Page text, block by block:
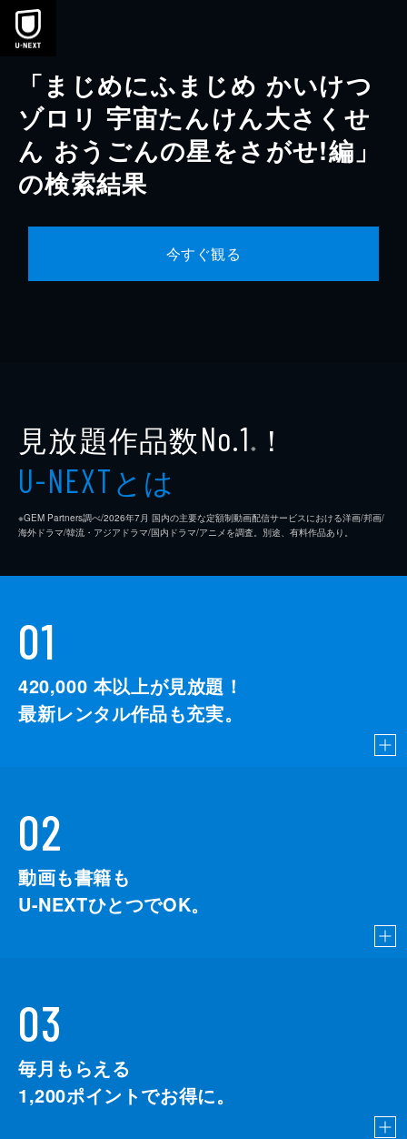
本文へスキップ
「まじめにふまじめ かいけつ
ゾロリ 宇宙たんけん大さくせ
ん おうごんの星をさがせ!編」
の検索結果
今すぐ観る
見放題作品数No.1 ※ ！
U-NEXTとは
※GEM Partners調べ/2026年7⽉ 国内の主要な定額制動画配信サービスにおける洋画/邦画/
海外ドラマ/韓流・アジアドラマ/国内ドラマ/アニメを調査。別途、有料作品あり。
01
420,000 本以上が見放題！
最新レンタル作品も充実。
02
動画も書籍も
U-NEXTひとつでOK。
03
毎月もらえる
1,200ポイントでお得に。